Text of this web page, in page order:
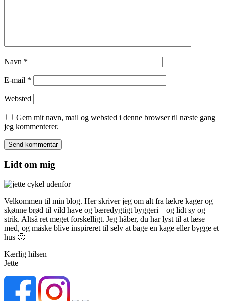
Navn *
E-mail *
Websted
Gem mit navn, mail og websted i denne browser til næste gang
jeg kommenterer.
Lidt om mig
Velkommen til min blog. Her skriver jeg om alt fra lækre kager og
skønne brød til vild have og bæredygtigt byggeri – og lidt sy og
strik. Altså ret meget forskelligt. Jeg håber, du har lyst til at læse
med, og måske blive inspireret til selv at bage en kage eller bygge et
hus 🙂
Kærlig hilsen
Jette